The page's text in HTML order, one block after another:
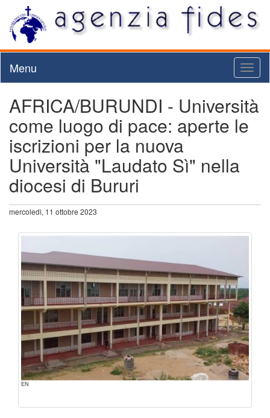
Menu
AFRICA/BURUNDI - Università
come luogo di pace: aperte le
iscrizioni per la nuova
Università "Laudato Sì" nella
diocesi di Bururi
mercoledì, 11 ottobre 2023
EN